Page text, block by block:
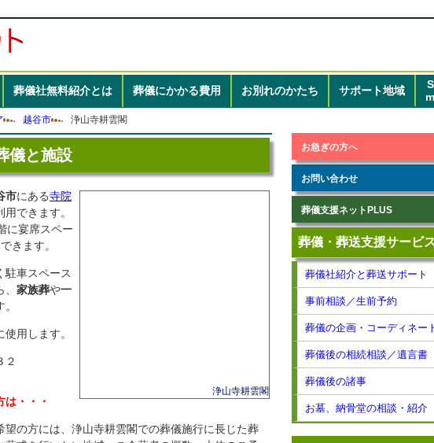
葬儀社無料紹介とは 葬儀にかかる費用 お別れのかたち サポート地域
越谷市 浄山寺耕雲閣
儀と施設
浄山寺耕雲閣
市にある寺院
できます。
に宴席スペー
きます。
駐車スペース
家族葬や一
使用します。
２
・・・
望の方には、浄山寺耕雲閣での葬儀施行に長じた葬
お急ぎの方へ
お問い合わせ
葬儀支援ネットPLUS
葬儀・葬送支援サービ
葬儀社紹介と葬送サポート
事前相談／生前予約
葬儀の企画・コーディネー
葬儀後の相続相談／遺言書
葬儀後の諸事
お墓、納骨堂の相談・紹介